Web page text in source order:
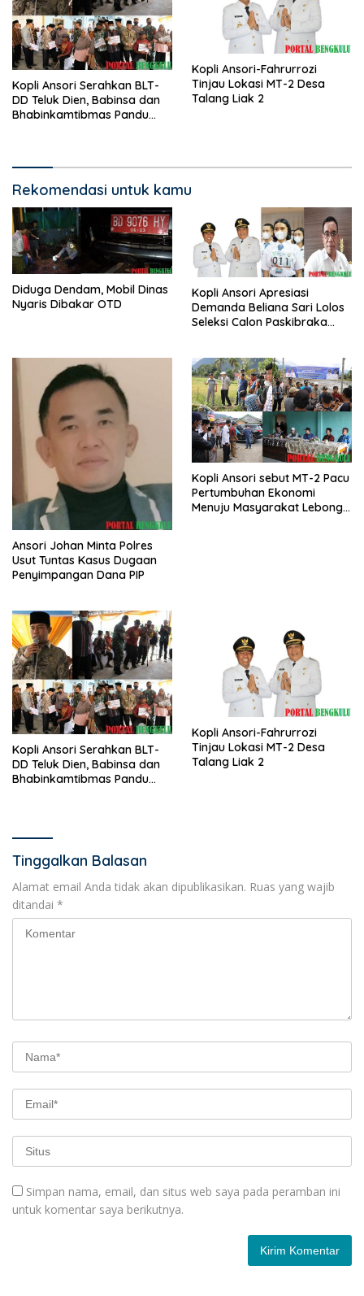
Kopli Ansori Serahkan BLT-
DD Teluk Dien, Babinsa dan
Bhabinkamtibmas Pandu
Kopli Ansori-Fahrurrozi
Tinjau Lokasi MT-2 Desa
Talang Liak 2
Rekomendasi untuk kamu
Diduga Dendam, Mobil Dinas
Nyaris Dibakar OTD
Kopli Ansori Apresiasi
Demanda Beliana Sari Lolos
Seleksi Calon Paskibraka
Ansori Johan Minta Polres
Usut Tuntas Kasus Dugaan
Penyimpangan Dana PIP
Kopli Ansori sebut MT-2 Pacu
Pertumbuhan Ekonomi
Menuju Masyarakat Lebong
Kopli Ansori Serahkan BLT-
DD Teluk Dien, Babinsa dan
Bhabinkamtibmas Pandu
Kopli Ansori-Fahrurrozi
Tinjau Lokasi MT-2 Desa
Talang Liak 2
Tinggalkan Balasan
Alamat email Anda tidak akan dipublikasikan. Ruas yang wajib
ditandai *
Simpan nama, email, dan situs web saya pada peramban ini
untuk komentar saya berikutnya.